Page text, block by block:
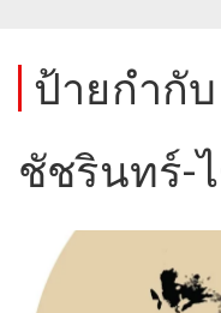
ป้ายกำกับ
ชัชรินทร์-